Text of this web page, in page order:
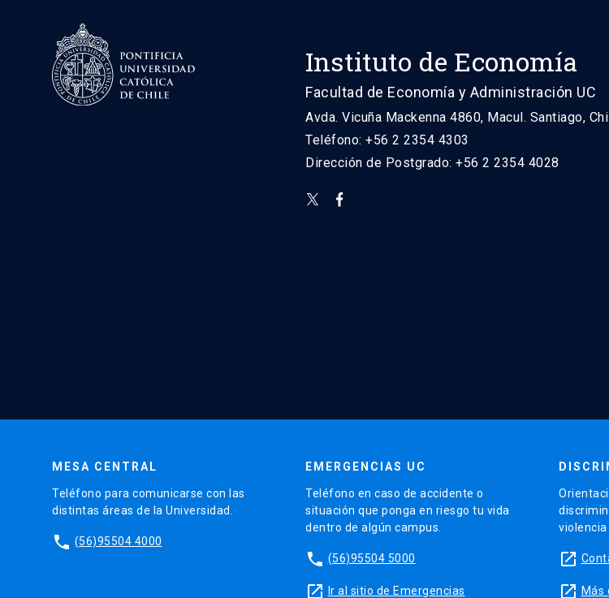
Instituto de Economía
Facultad de Economía y Administración UC
Avda. Vicuña Mackenna 4860, Macul. Santiago,
Teléfono: +56 2 2354 4303
Dirección de Postgrado: +56 2 2354 4028
MESA CENTRAL
Teléfono para comunicarse con las
distintas áreas de la Universidad.
phone (56)95504 4000
EMERGENCIAS UC
Teléfono en caso de accidente o
situación que ponga en riesgo tu vida
dentro de algún campus.
phone (56)95504 5000
launch Ir al sitio de Emergencias
violencia
launch
launch Más